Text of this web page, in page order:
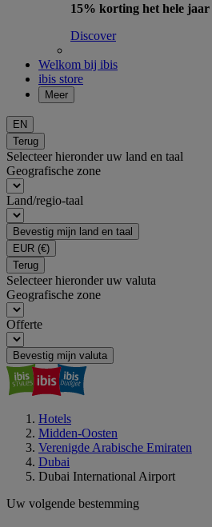
15% korting het hele jaar
Discover
Welkom bij ibis
ibis store
Meer
EN
Terug
Selecteer hieronder uw land en taal
Geografische zone
Land/regio-taal
Bevestig mijn land en taal
EUR (€)
Terug
Selecteer hieronder uw valuta
Geografische zone
Offerte
Bevestig mijn valuta
Hotels
Midden-Oosten
Verenigde Arabische Emiraten
Dubai
Dubai International Airport
Uw volgende bestemming